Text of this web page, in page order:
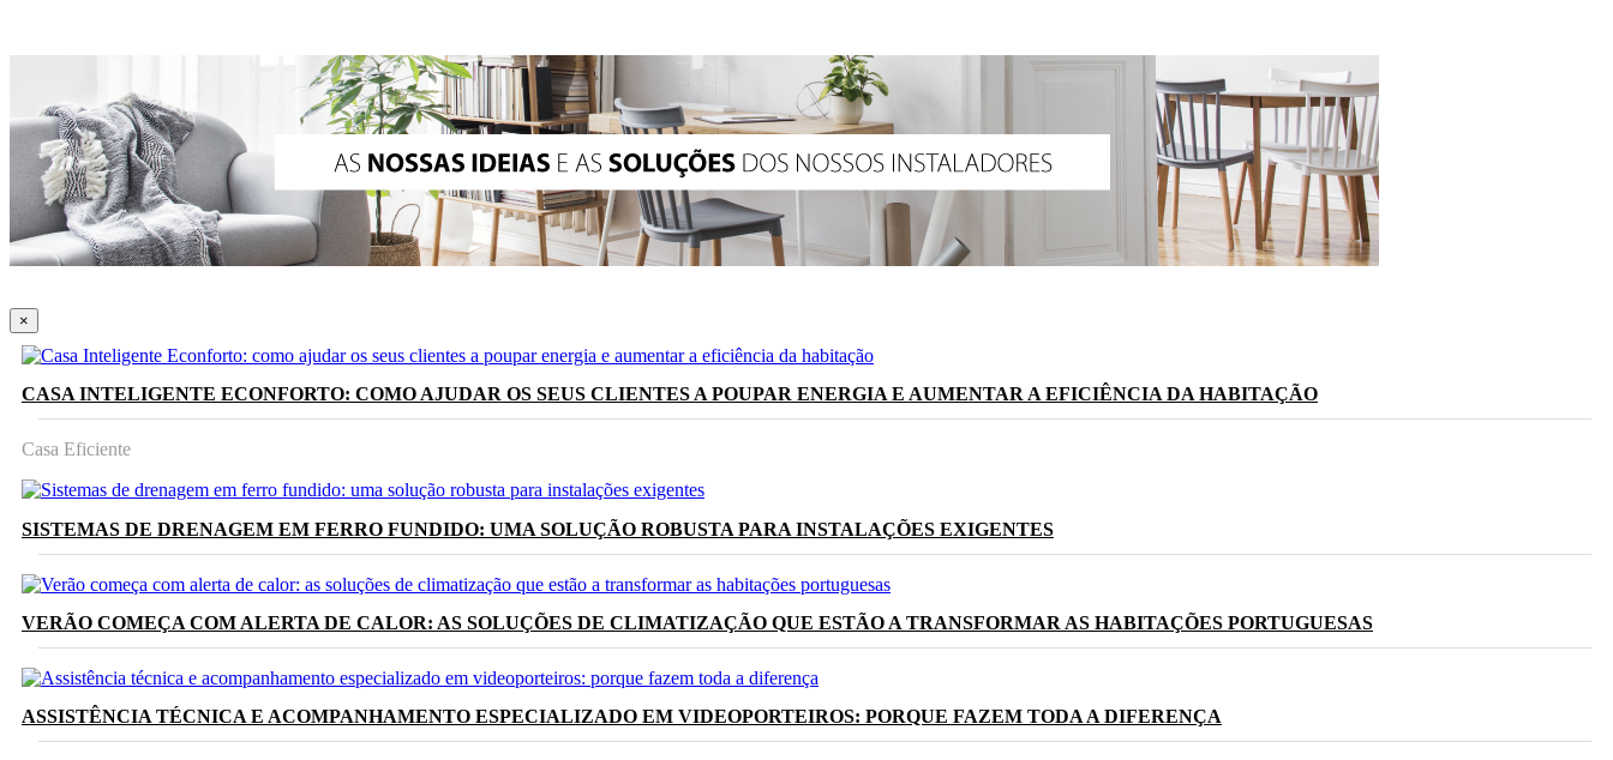
×
CASA INTELIGENTE ECONFORTO: COMO AJUDAR OS SEUS CLIENTES A POUPAR ENERGIA E AUMENTAR A EFICIÊNCIA DA HABITAÇÃO
Casa Eficiente
SISTEMAS DE DRENAGEM EM FERRO FUNDIDO: UMA SOLUÇÃO ROBUSTA PARA INSTALAÇÕES EXIGENTES
VERÃO COMEÇA COM ALERTA DE CALOR: AS SOLUÇÕES DE CLIMATIZAÇÃO QUE ESTÃO A TRANSFORMAR AS HABITAÇÕES PORTUGUESAS
ASSISTÊNCIA TÉCNICA E ACOMPANHAMENTO ESPECIALIZADO EM VIDEOPORTEIROS: PORQUE FAZEM TODA A DIFERENÇA